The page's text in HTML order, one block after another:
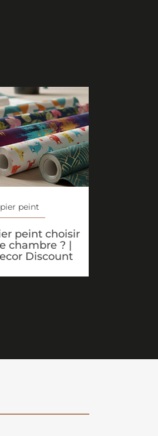
peint
peint choisir
chambre ? |
Discount